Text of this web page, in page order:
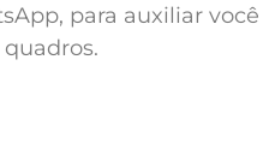
para auxiliar você